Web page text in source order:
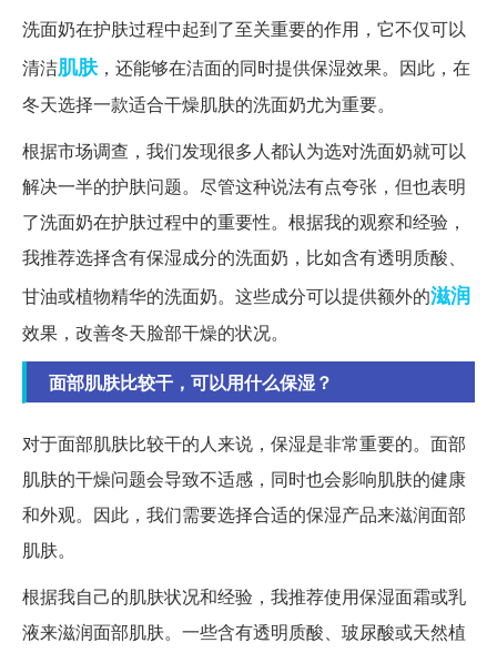
洗面奶在护肤过程中起到了至关重要的作用，它不仅可以
清洁肌肤，还能够在洁面的同时提供保湿效果。因此，在
冬天选择一款适合干燥肌肤的洗面奶尤为重要。
根据市场调查，我们发现很多人都认为选对洗面奶就可以
解决一半的护肤问题。尽管这种说法有点夸张，但也表明
了洗面奶在护肤过程中的重要性。根据我的观察和经验，
我推荐选择含有保湿成分的洗面奶，比如含有透明质酸、
甘油或植物精华的洗面奶。这些成分可以提供额外的滋润
效果，改善冬天脸部干燥的状况。
面部肌肤比较干，可以用什么保湿？
对于面部肌肤比较干的人来说，保湿是非常重要的。面部
肌肤的干燥问题会导致不适感，同时也会影响肌肤的健康
和外观。因此，我们需要选择合适的保湿产品来滋润面部
肌肤。
根据我自己的肌肤状况和经验，我推荐使用保湿面霜或乳
液来滋润面部肌肤。一些含有透明质酸、玻尿酸或天然植